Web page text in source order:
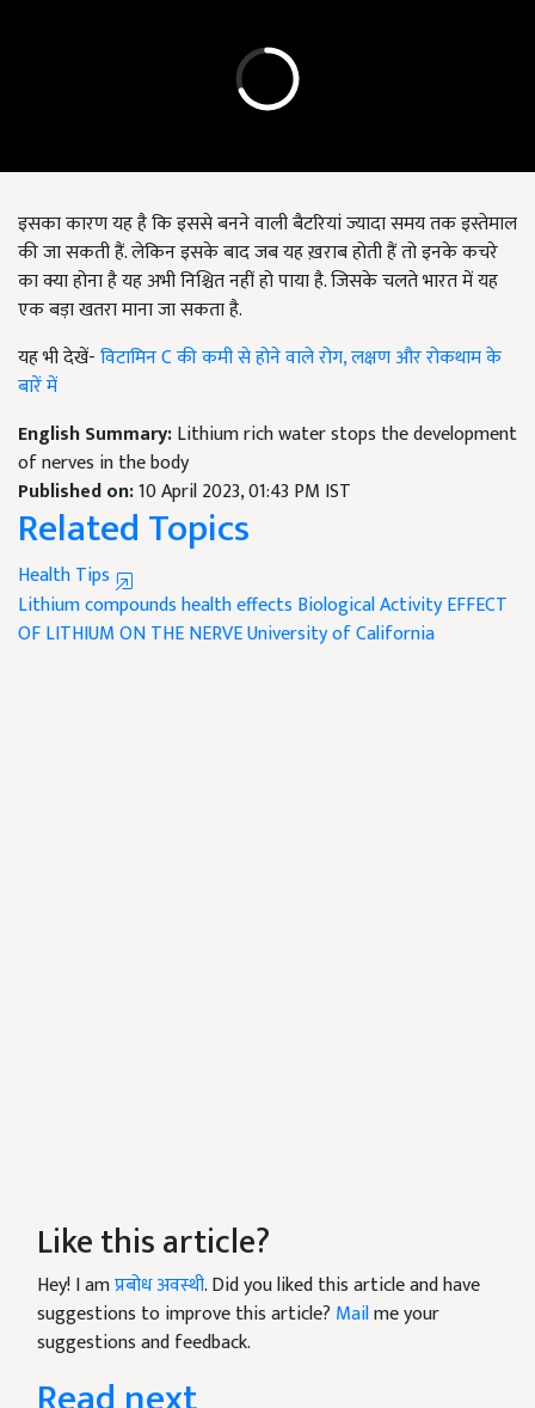
इसका कारण यह है कि इससे बनने वाली बैटरियां ज्यादा समय तक इस्तेमाल
की जा सकती हैं. लेकिन इसके बाद जब यह ख़राब होती हैं तो इनके कचरे
का क्या होना है यह अभी निश्चित नहीं हो पाया है. जिसके चलते भारत में यह
एक बड़ा खतरा माना जा सकता है.
यह भी देखें-विटामिन C की कमी से होने वाले रोग, लक्षण और रोकथाम के
बारें में
English Summary:Lithium rich water stops the development
of nerves in the body
Published on:10 April 2023, 01:43 PM IST
Related Topics
Health Tips
Lithium compoundshealth effects Biological ActivityEFFECT
OF LITHIUM ON THE NERVEUniversity of California
Like this article?
Hey! I amप्रबोध अवस्थी. Did you liked this article and have
suggestions to improve this article? Mailme your
suggestions and feedback.